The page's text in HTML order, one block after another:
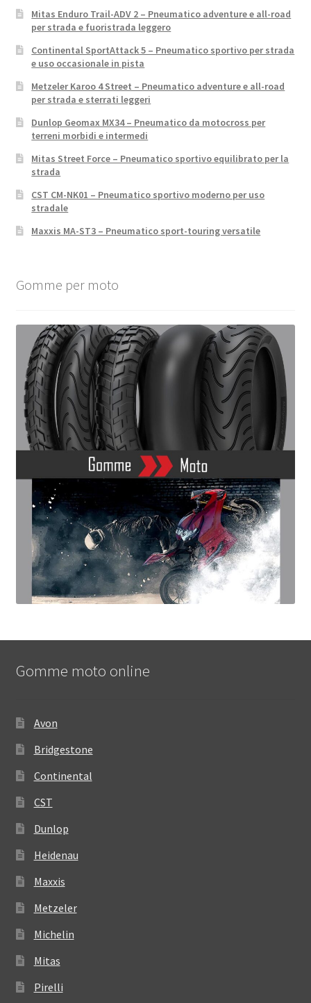
Mitas Enduro Trail-ADV 2 – Pneumatico adventure e all-road
per strada e fuoristrada leggero
Continental SportAttack 5 – Pneumatico sportivo per strada
e uso occasionale in pista
Metzeler Karoo 4 Street – Pneumatico adventure e all-road
per strada e sterrati leggeri
Dunlop Geomax MX34 – Pneumatico da motocross per
terreni morbidi e intermedi
Mitas Street Force – Pneumatico sportivo equilibrato per la
strada
CST CM-NK01 – Pneumatico sportivo moderno per uso
stradale
Maxxis MA-ST3 – Pneumatico sport-touring versatile
Gomme per moto
Gomme moto online
Avon
Bridgestone
Continental
CST
Dunlop
Heidenau
Maxxis
Metzeler
Michelin
Mitas
Pirelli